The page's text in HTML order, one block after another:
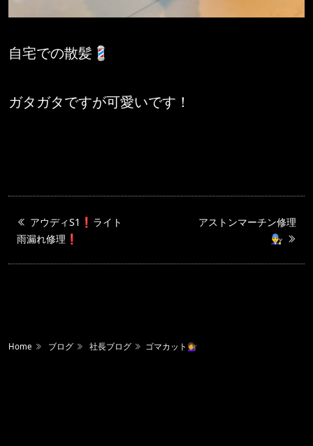
自宅での散髪💈
ガタガタですが可愛いです！
アウディS1❗️ライト
雨漏れ修理❗️
アストンマーチン修理
👨‍🔧
Home ブログ 社長ブログ ゴマカット💇‍♀️